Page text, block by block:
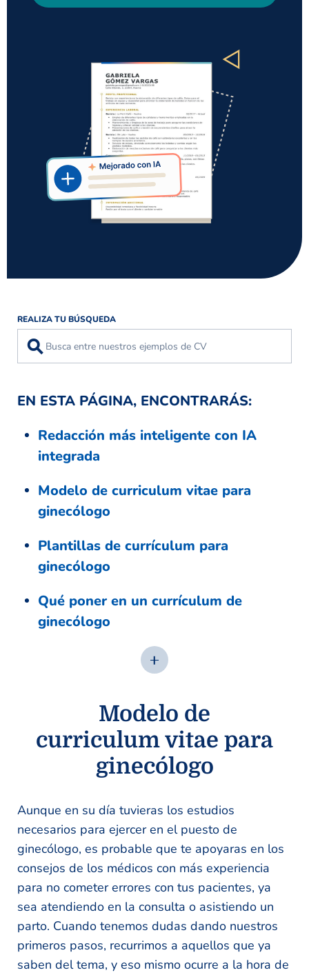
REALIZA TU BÚSQUEDA
⚲
EN ESTA PÁGINA, ENCONTRARÁS:
Redacción más inteligente con IA
integrada
Modelo de curriculum vitae para
ginecólogo
Plantillas de currículum para
ginecólogo
Qué poner en un currículum de
ginecólogo
Modelo de
curriculum vitae para
ginecólogo
Aunque en su día tuvieras los estudios
necesarios para ejercer en el puesto de
ginecólogo, es probable que te apoyaras en los
consejos de los médicos con más experiencia
para no cometer errores con tus pacientes, ya
sea atendiendo en la consulta o asistiendo un
parto. Cuando tenemos dudas dando nuestros
primeros pasos, recurrimos a aquellos que ya
saben del tema, y eso mismo ocurre a la hora de